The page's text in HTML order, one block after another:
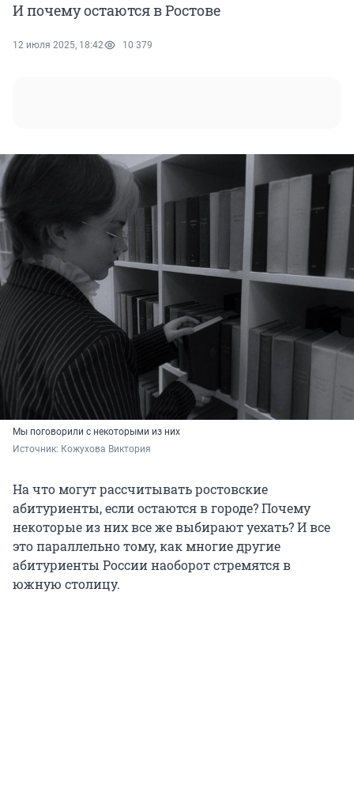
И почему остаются в Ростове
12 июля 2025, 18:42 10 379
Мы поговорили с некоторыми из них
Источник: Кожухова Виктория
На что могут рассчитывать ростовские
абитуриенты, если остаются в городе? Почему
некоторые из них все же выбирают уехать? И все
это параллельно тому, как многие другие
абитуриенты России наоборот стремятся в
южную столицу.